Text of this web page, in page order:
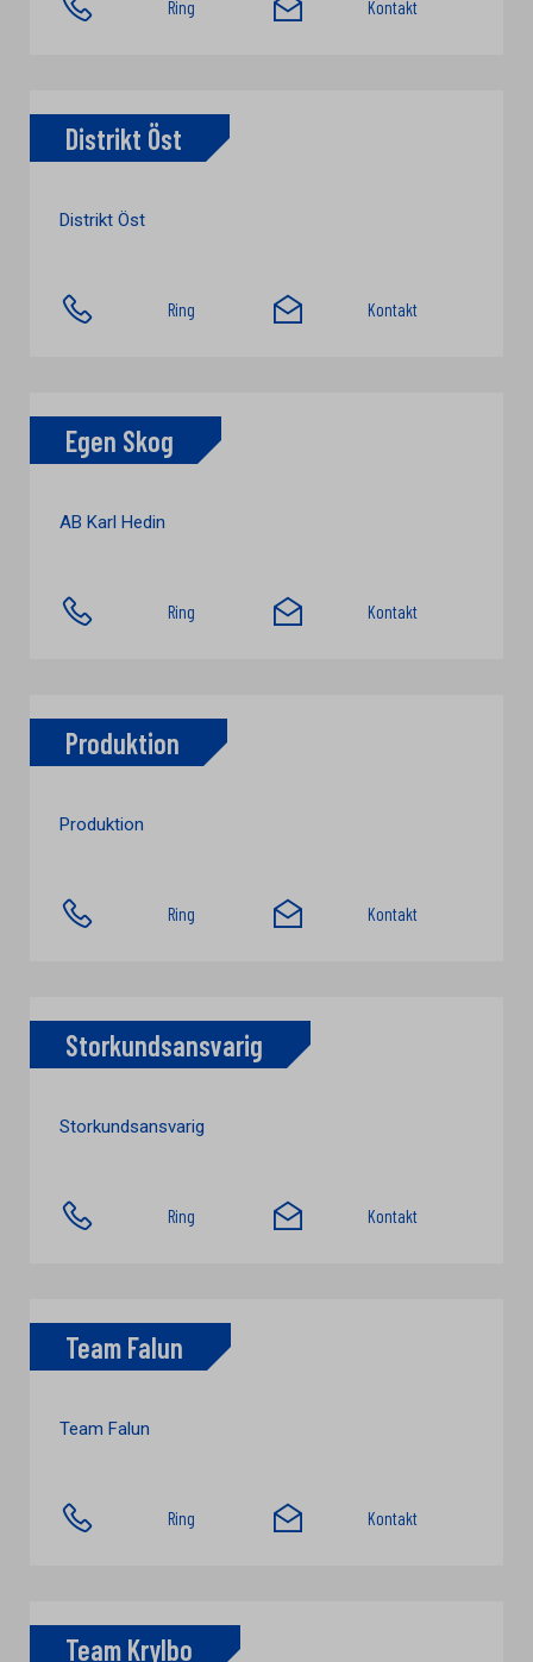
Ring Kontakt
Distrikt Öst
Distrikt Öst
Ring Kontakt
Egen Skog
AB Karl Hedin
Ring Kontakt
Produktion
Produktion
Ring Kontakt
Storkundsansvarig
Storkundsansvarig
Ring Kontakt
Team Falun
Team Falun
Ring Kontakt
Team Krylbo